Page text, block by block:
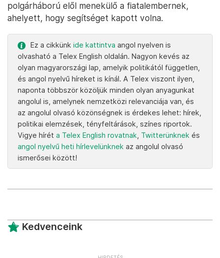
polgárháború elől menekülő a fiatalembernek,
ahelyett, hogy segítséget kapott volna.
Ez a cikkünk ide kattintva angol nyelven is
olvasható a Telex English oldalán. Nagyon kevés az
olyan magyarországi lap, amelyik politikától független,
és angol nyelvű híreket is kínál. A Telex viszont ilyen,
naponta többször közöljük minden olyan anyagunkat
angolul is, amelynek nemzetközi relevanciája van, és
az angolul olvasó közönségnek is érdekes lehet: hírek,
politikai elemzések, tényfeltárások, színes riportok.
Vigye hírét a Telex English rovatnak Twitterünknek és
angol nyelvű heti hírlevelünknek az angolul olvasó
ismerősei között!
Kedvenceink